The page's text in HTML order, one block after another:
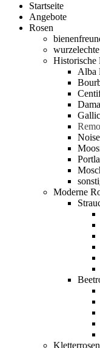
Startseite
Angebote
Rosen
Historische
Alba
Moderne
Kletterrosen